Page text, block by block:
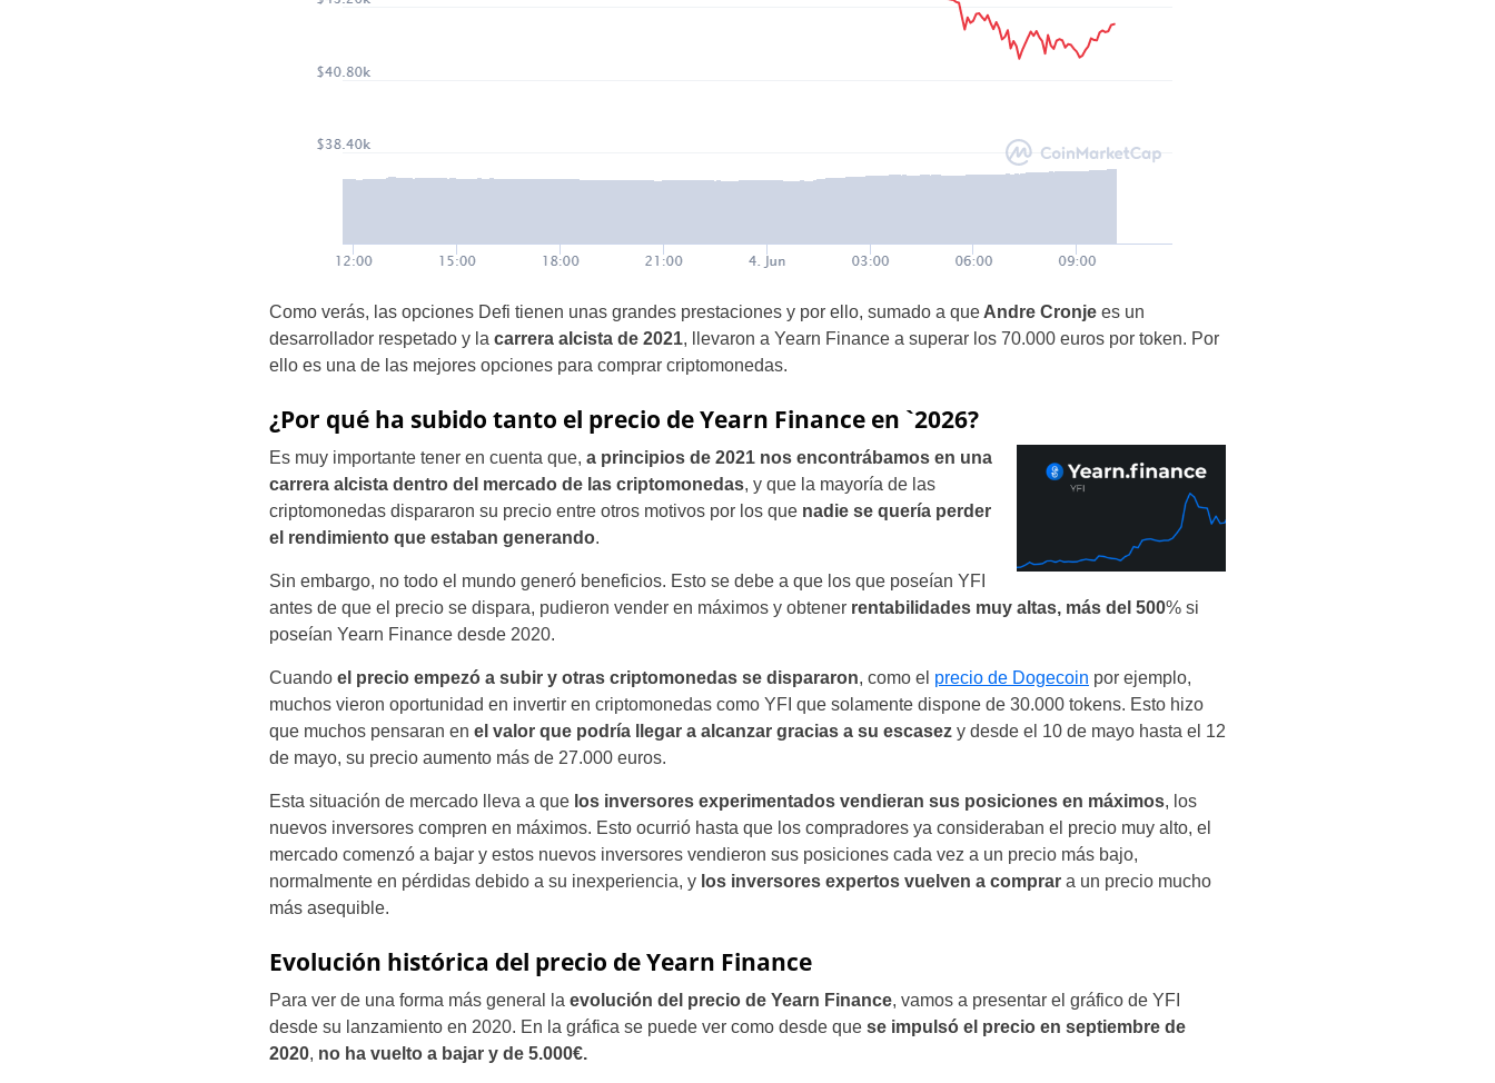
Como verás, las opciones Defi tienen unas grandes prestaciones y por ello, sumado a que Andre Cronje es un
desarrollador respetado y la carrera alcista de 2021, llevaron a Yearn Finance a superar los 70.000 euros por token. Por
ello es una de las mejores opciones para comprar criptomonedas.
¿Por qué ha subido tanto el precio de Yearn Finance en `2026?
Es muy importante tener en cuenta que, a principios de 2021 nos encontrábamos en una
carrera alcista dentro del mercado de las criptomonedas, y que la mayoría de las
criptomonedas dispararon su precio entre otros motivos por los que nadie se quería perder
el rendimiento que estaban generando.
Sin embargo, no todo el mundo generó beneficios. Esto se debe a que los que poseían YFI
antes de que el precio se dispara, pudieron vender en máximos y obtener rentabilidades muy altas, más del 500% si
poseían Yearn Finance desde 2020.
Cuando el precio empezó a subir y otras criptomonedas se dispararon, como el precio de Dogecoin por ejemplo,
muchos vieron oportunidad en invertir en criptomonedas como YFI que solamente dispone de 30.000 tokens. Esto hizo
que muchos pensaran en el valor que podría llegar a alcanzar gracias a su escasez y desde el 10 de mayo hasta el 12
de mayo, su precio aumento más de 27.000 euros.
Esta situación de mercado lleva a que los inversores experimentados vendieran sus posiciones en máximos, los
nuevos inversores compren en máximos. Esto ocurrió hasta que los compradores ya consideraban el precio muy alto, el
mercado comenzó a bajar y estos nuevos inversores vendieron sus posiciones cada vez a un precio más bajo,
normalmente en pérdidas debido a su inexperiencia, y los inversores expertos vuelven a comprar a un precio mucho
más asequible.
Evolución histórica del precio de Yearn Finance
Para ver de una forma más general la evolución del precio de Yearn Finance, vamos a presentar el gráfico de YFI
desde su lanzamiento en 2020. En la gráfica se puede ver como desde que se impulsó el precio en septiembre de
2020, no ha vuelto a bajar y de 5.000€.